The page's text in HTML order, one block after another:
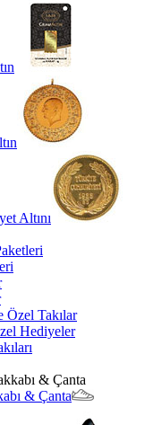
Altını
Özel Takılar
Hediyeler
& Çanta